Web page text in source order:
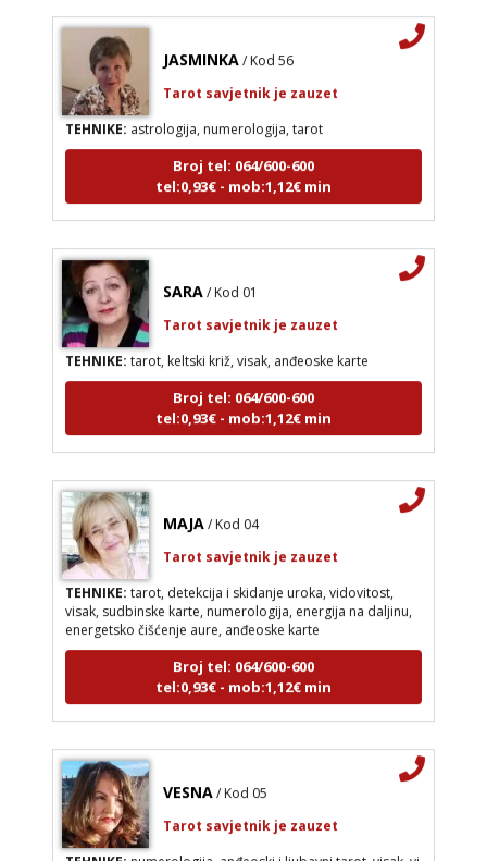
TEHNIKE:astrologija, numerologija, tarot
Broj tel: 064/600-600
tel:0,93€ - mob:1,12€ min
TEHNIKE:tarot, keltski križ, visak, anđeoske karte
Broj tel: 064/600-600
tel:0,93€ - mob:1,12€ min
TEHNIKE:tarot, detekcija i skidanje uroka, vidovitost,
visak, sudbinske karte, numerologija, energija na daljinu,
energetsko čišćenje aure, anđeoske karte
Broj tel: 064/600-600
tel:0,93€ - mob:1,12€ min
TEHNIKE:numerologija, anđeoski i ljubavni tarot, visak, yi